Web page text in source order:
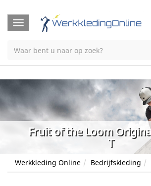
Toggle
navigation
Fruit of the Loom
T
Werkkleding Online Bedrijfskleding